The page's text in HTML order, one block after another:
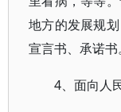
地方的发展规
宣言书、承诺书。
4、面向人